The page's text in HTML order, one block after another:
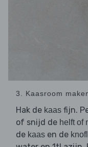
3. Kaasroom
Hak de kaas fijn.
of snijd de helft of
de kaas en de